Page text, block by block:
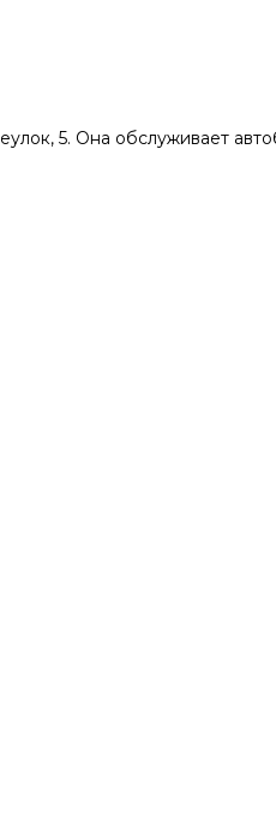
5. Она обслуживает